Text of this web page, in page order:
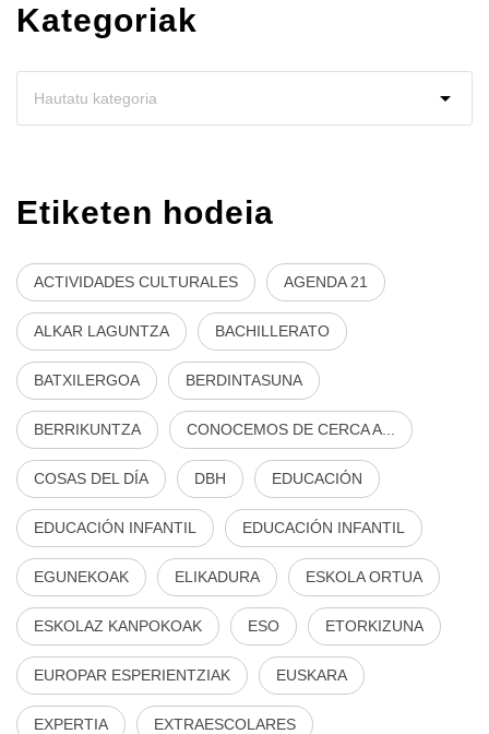
Kategoriak
Etiketen hodeia
ACTIVIDADES CULTURALES AGENDA 21
ALKAR LAGUNTZA BACHILLERATO
BATXILERGOA BERDINTASUNA
BERRIKUNTZA CONOCEMOS DE CERCA A...
COSAS DEL DÍA DBH EDUCACIÓN
EDUCACIÓN INFANTIL EDUCACIÓN INFANTIL
EGUNEKOAK ELIKADURA ESKOLA ORTUA
ESKOLAZ KANPOKOAK ESO ETORKIZUNA
EUROPAR ESPERIENTZIAK EUSKARA
EXPERTIA EXTRAESCOLARES